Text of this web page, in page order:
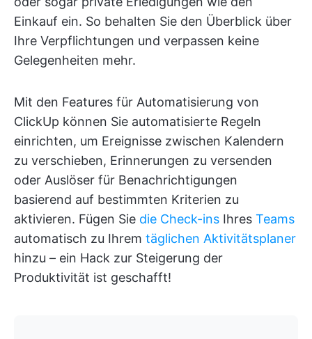
Einkauf ein. So behalten Sie den Überblick über
Ihre Verpflichtungen und verpassen keine
Gelegenheiten mehr.
Mit den Features für Automatisierung von
ClickUp können Sie automatisierte Regeln
einrichten, um Ereignisse zwischen Kalendern
zu verschieben, Erinnerungen zu versenden
oder Auslöser für Benachrichtigungen
basierend auf bestimmten Kriterien zu
aktivieren. Fügen Sie die Check-ins Ihres Teams
automatisch zu Ihrem täglichen Aktivitätsplaner
hinzu – ein Hack zur Steigerung der
Produktivität ist geschafft!